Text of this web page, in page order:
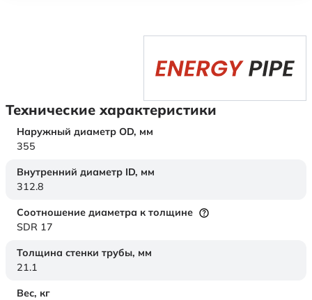
Технические характеристики
Наружный диаметр OD, мм
355
Внутренний диаметр ID, мм
312.8
Соотношение диаметра к толщине
SDR 17
Толщина стенки трубы, мм
21.1
Вес, кг